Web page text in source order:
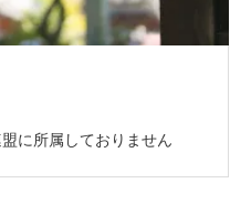
に所属しておりません